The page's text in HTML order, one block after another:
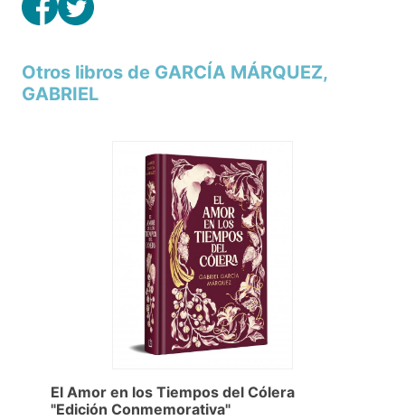
Otros libros de GARCÍA MÁRQUEZ,
GABRIEL
El Amor en los Tiempos del Cólera
"Edición Conmemorativa"